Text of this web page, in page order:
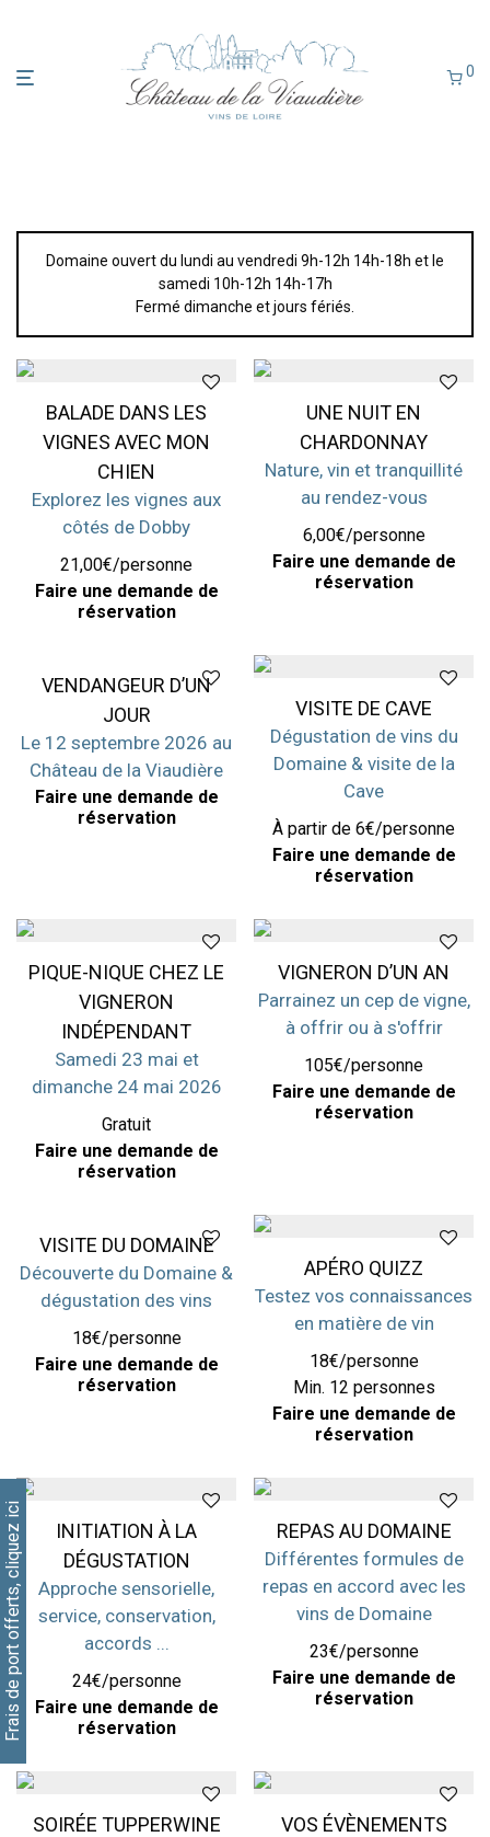
0
Frais de port offerts, cliquez ici
Domaine ouvert du lundi au vendredi 9h-12h 14h-18h et le
samedi 10h-12h 14h-17h
Fermé dimanche et jours fériés.
BALADE DANS LES
VIGNES AVEC MON
CHIEN
Explorez les vignes aux
côtés de Dobby
21,00€/personne
Faire une demande de
réservation
UNE NUIT EN
CHARDONNAY
Nature, vin et tranquillité
au rendez-vous
6,00€/personne
Faire une demande de
réservation
VENDANGEUR D’UN
JOUR
Le 12 septembre 2026 au
Château de la Viaudière
Faire une demande de
réservation
VISITE DE CAVE
Dégustation de vins du
Domaine & visite de la
Cave
À partir de 6€/personne
Faire une demande de
réservation
PIQUE-NIQUE CHEZ LE
VIGNERON
INDÉPENDANT
Samedi 23 mai et
dimanche 24 mai 2026
Gratuit
Faire une demande de
réservation
VIGNERON D’UN AN
Parrainez un cep de vigne,
à offrir ou à s'offrir
105€/personne
Faire une demande de
réservation
VISITE DU DOMAINE
Découverte du Domaine &
dégustation des vins
18€/personne
Faire une demande de
réservation
APÉRO QUIZZ
Testez vos connaissances
en matière de vin
18€/personne
Min. 12 personnes
Faire une demande de
réservation
INITIATION À LA
DÉGUSTATION
Approche sensorielle,
service, conservation,
accords ...
24€/personne
Faire une demande de
réservation
REPAS AU DOMAINE
Différentes formules de
repas en accord avec les
vins de Domaine
23€/personne
Faire une demande de
réservation
SOIRÉE TUPPERWINE VOS ÉVÈNEMENTS